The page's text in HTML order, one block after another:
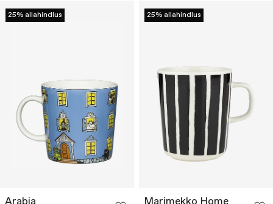
25% allahindlus 25% allahindlus